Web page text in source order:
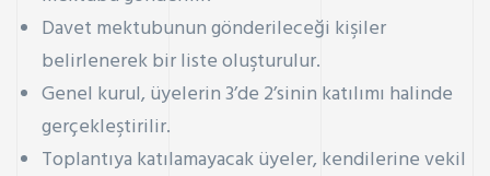
Davet mektubunun gönderileceği kişiler
belirlenerek bir liste oluşturulur.
Genel kurul, üyelerin 3’de 2’sinin katılımı halinde
gerçekleştirilir.
Toplantıya katılamayacak üyeler, kendilerine vekil